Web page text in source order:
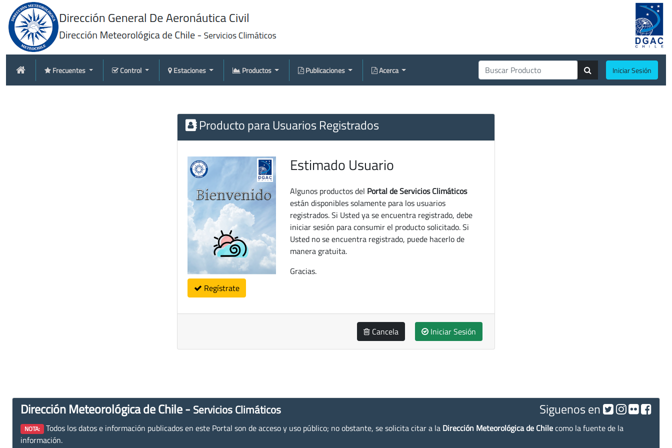
Frecuentes Control Estaciones Productos Publicaciones Acerca Iniciar Sesión
Producto para Usuarios Registrados
Regístrate
Estimado Usuario
Algunos productos del Portal de Servicios Climáticos
están disponibles solamente para los usuarios
registrados. Si Usted ya se encuentra registrado, debe
iniciar sesión para consumir el producto solicitado. Si
Usted no se encuentra registrado, puede hacerlo de
manera gratuita.
Gracias.
Cancela Iniciar Sesión
Dirección Meteorológica de Chile - Servicios Climáticos Siguenos en
NOTA: Todos los datos e información publicados en este Portal son de acceso y uso público; no obstante, se solicita citar a la Dirección Meteorológica de Chilecomo la fuente de la
información.